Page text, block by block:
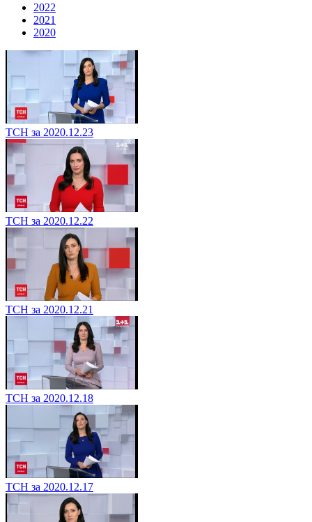
2022
2021
2020
ТСН за 2020.12.23
ТСН за 2020.12.22
ТСН за 2020.12.21
ТСН за 2020.12.18
ТСН за 2020.12.17